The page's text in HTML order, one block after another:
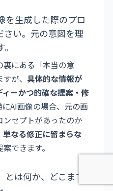
を生成した際のプロ
さい。元の意図を理
にある「本当の意
が、 具体的な情報が
ーかつ的確な提案・修
にAI画像の場合、元の画
セプトがあったのか
単なる修正に留まらな
できます。
とは何か、どこまで